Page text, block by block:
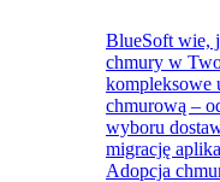
BlueSoft wie,
chmury w
kompleksowe
chmurową –
wyboru
migrację
Adopcja